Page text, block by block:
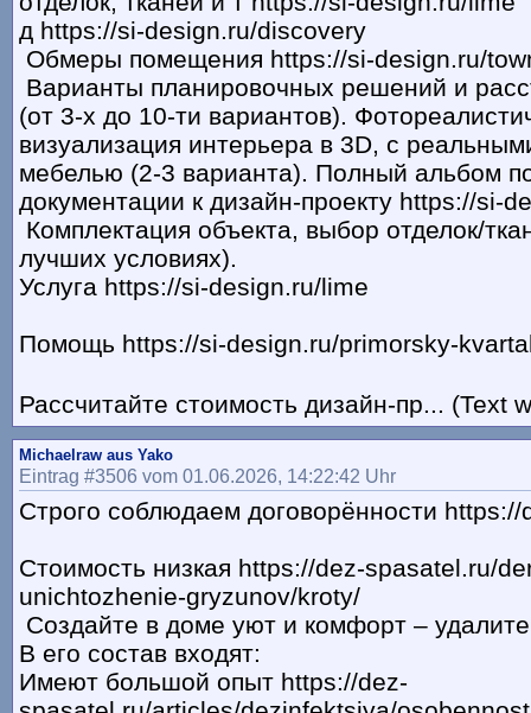
д https://si-design.ru/discovery
Обмеры помещения https://si-design.ru/
Варианты планировочных решений и
(от 3-х до 10-ти вариантов).
визуализация интерьера в 3D, с
мебелью (2-3 варианта). Полный альбом
документации к дизайн-проекту https://si-
Комплектация объекта, выбор отделок/
лучших условиях).
Услуга https://si-design.ru/lime
Помощь https://si-design.ru/primorsky-
Рассчитайте стоимость дизайн-пр... (Text
Michaelraw aus Yako
Eintrag #3506 vom 01.06.2026, 14:22:42 Uhr
Строго соблюдаем договорённости
Стоимость низкая https://dez-spasatel.ru/
unichtozhenie-gryzunov/kroty/
Создайте в доме уют и комфорт –
В его состав входят:
Имеют большой опыт https://dez-